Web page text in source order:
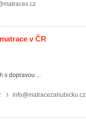
v ČR
s dopravou ...
info@matracezahubicku.cz